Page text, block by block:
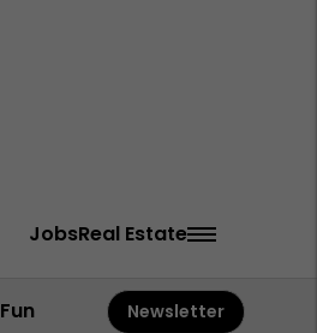
JobsReal Estate
Fun Newsletter